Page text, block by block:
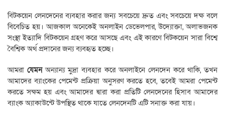
বিটকয়েন লেনদেনের ব্যবহার করার জন্য সবচেয়ে দ্রুত এবং সবচেয়ে দক্ষ বলে
বিবেচিত হয়। আজকাল অনেকেই অনলাইন ডেভেলপার, উদ্যোক্তা, অলাভজনক
সংস্থা ইত্যাদি বিটকয়েন গ্রহণ করে আসছে এবং এই কারণে বিটকয়েন সারা বিশ্বে
বৈশ্বিক অর্থ প্রদানের জন্য ব্যবহৃত হচ্ছে।
আমরাযেমনঅন্যান্য মুদ্রা ব্যবহার করে অনলাইনে লেনদেন করে থাকি, তখন
আমাদের ব্যাংকের পেমেন্ট প্রক্রিয়া অনুসরণ করতে হবে, তবেই আমরা পেমেন্ট
করতে সক্ষম হয় এবং আমাদের দ্বারা করা প্রতিটি লেনদেনের হিসাব আমাদের
ব্যাংক অ্যাকাউন্টে উপস্থিত থাকে যাতে লেনদেনটি এটি সনাক্ত করা যায়।